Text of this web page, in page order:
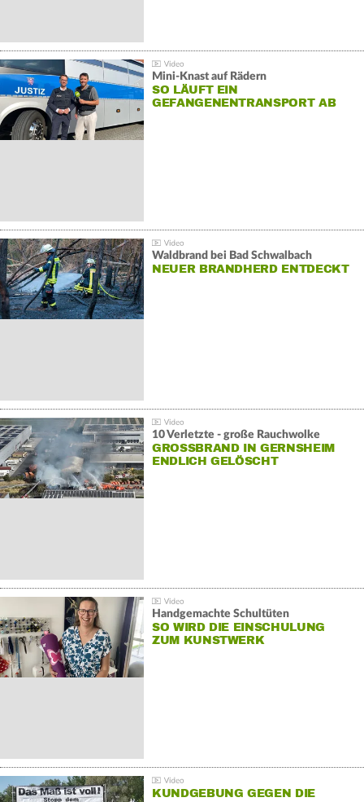
Mini-Knast auf Rädern
SO LÄUFT EIN
GEFANGENENTRANSPORT AB
Waldbrand bei Bad Schwalbach
NEUER BRANDHERD ENTDECKT
10 Verletzte - große Rauchwolke
GROSSBRAND IN GERNSHEIM E
NDLICH GELÖSCHT
Handgemachte Schultüten
SO WIRD DIE EINSCHULUNG
ZUM KUNSTWERK
KUNDGEBUNG GEGEN DIE